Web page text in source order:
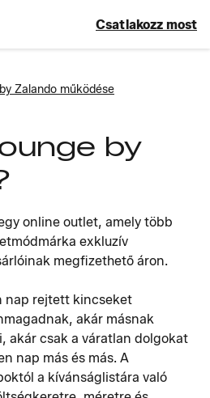
Csatlakozz most
Zalando működése
by
online outlet, amely több
exkluzív
megfizethető áron.
nap rejtett kincseket
akár másnak
akár csak a váratlan dolgokat
nap más és más. A
a kívánságlistára való